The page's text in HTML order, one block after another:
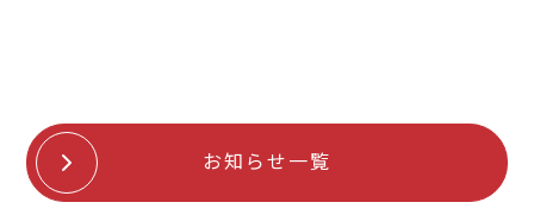
お知らせ一覧